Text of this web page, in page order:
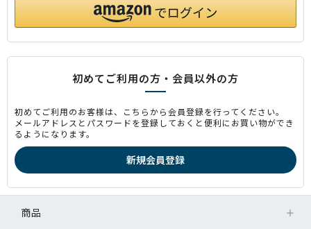
初めてご利用の方・会員以外の方
初めてご利用のお客様は、こちらから会員登録を行ってください。
メールアドレスとパスワードを登録しておくと便利にお買い物ができ
るようになります。
商品